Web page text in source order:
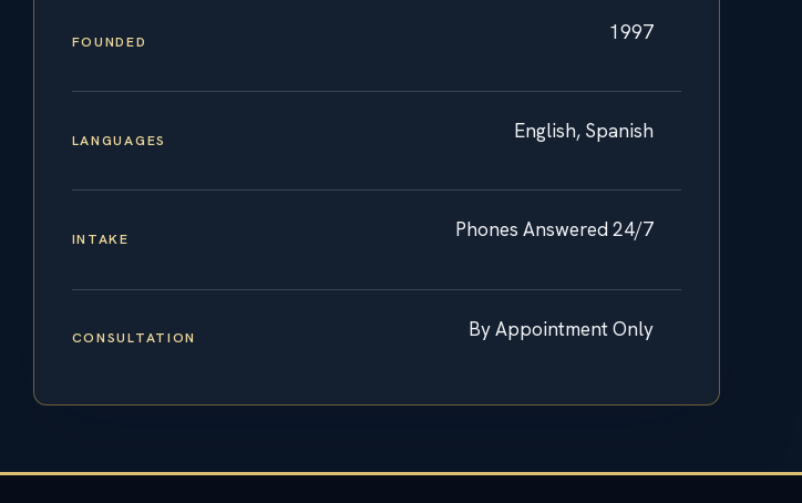
FOUNDED 1997
LANGUAGES English, Spanish
INTAKE Phones Answered 24/7
CONSULTATION By Appointment Only